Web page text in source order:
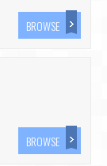
BROWSE
BROWSE